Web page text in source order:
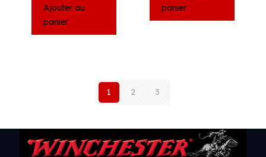
Ajouter au
panier
panier
1 2 3